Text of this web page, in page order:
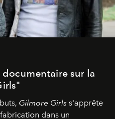
sur la
Gilmore Girls s'apprête
dans un